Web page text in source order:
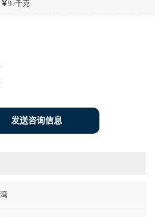
￥9 /千克
发送咨询信息